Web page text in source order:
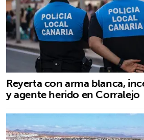
Reyerta con arma blanca,
y agente herido en Corralejo